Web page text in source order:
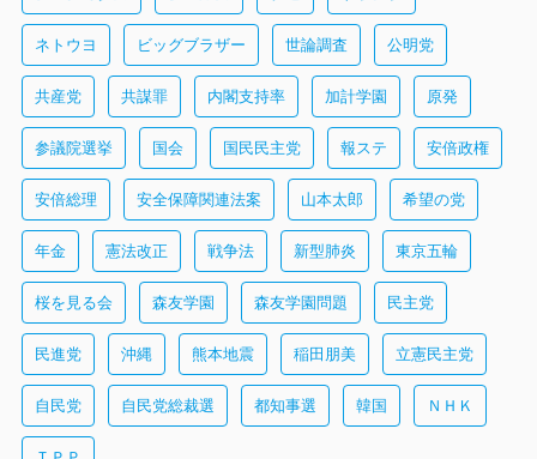
ネトウヨ ビッグブラザー 世論調査 公明党
共産党 共謀罪 内閣支持率 加計学園 原発
参議院選挙 国会 国民民主党 報ステ 安倍政権
安倍総理 安全保障関連法案 山本太郎 希望の党
年金 憲法改正 戦争法 新型肺炎 東京五輪
桜を見る会 森友学園 森友学園問題 民主党
民進党 沖縄 熊本地震 稲田朋美 立憲民主党
自民党 自民党総裁選 都知事選 韓国 ＮＨＫ